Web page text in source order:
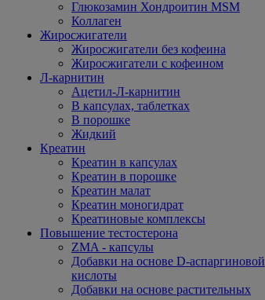
Глюкозамин Хондроитин MSM
Коллаген
Жиросжигатели
Жиросжигатели без кофеина
Жиросжигатели с кофеином
Л-карнитин
Ацетил-Л-карнитин
В капсулах, таблетках
В порошке
Жидкий
Креатин
Креатин в капсулах
Креатин в порошке
Креатин малат
Креатин моногидрат
Креатиновые комплексы
Повышение тестостерона
ZMA - капсулы
Добавки на основе D-аспаргиновой
кислоты
Добавки на основе растительных